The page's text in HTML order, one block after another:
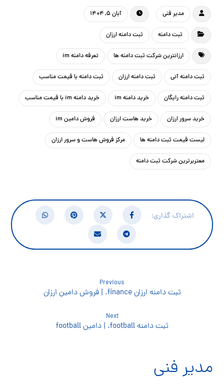
مدیر فنی آبان ۵, ۱۴۰۴
ثبت دامنه ثبت دامنه ارزان
ارزانترین شرکت ثبت دامنه ها تعرفه دامنه im
ثبت دامنه آنی ثبت دامنه ارزان ثبت دامنه با قیمت مناسب
ثبت دامنه رایگان خرید دامنه im خرید دامنه im با قیمت مناسب
خرید سرور ارزان خرید هاست ارزان فروش دامین im
لیست قیمت ثبت دامنه ها مرکز فروش هاست و سرور ارزان
معتربرترین شرکت ثبت دامنه
Previous
ثبت دامنه ارزان finance. | فروش دامین ارزان
Next
ثبت دامنه football. | دامین football
مدیر فنی